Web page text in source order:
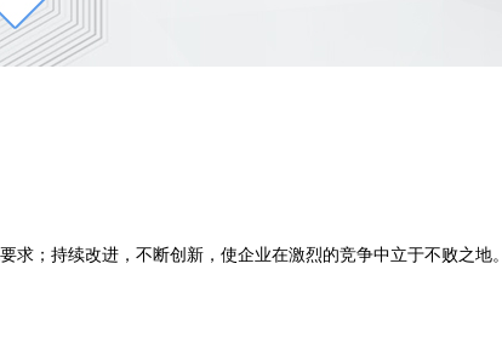
；持续改进，不断创新，使企业在激烈的竞争中立于不败之地。